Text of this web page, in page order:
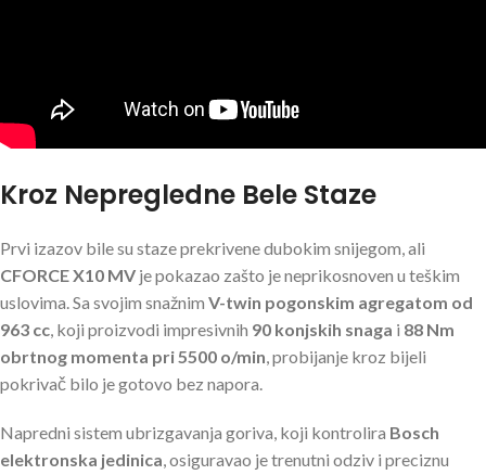
Kroz Nepregledne Bele Staze
Prvi izazov bile su staze prekrivene dubokim snijegom, ali
CFORCE X10 MV je pokazao zašto je neprikosnoven u teškim
uslovima. Sa svojim snažnim V-twin pogonskim agregatom od
963 cc, koji proizvodi impresivnih 90 konjskih snaga i 88 Nm
obrtnog momenta pri 5500 o/min, probijanje kroz bijeli
pokrivač bilo je gotovo bez napora.
Napredni sistem ubrizgavanja goriva, koji kontrolira Bosch
elektronska jedinica, osiguravao je trenutni odziv i preciznu